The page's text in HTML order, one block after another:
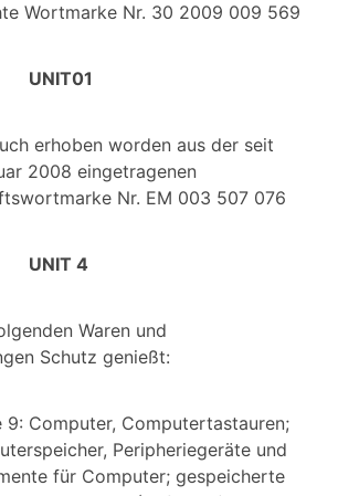
Wortmarke Nr. 30 2009 009 569
UNIT01
erhoben worden aus der seit
2008 eingetragenen
Nr. EM 003 507 076
UNIT 4
Waren und
Schutz genießt:
9: Computer, Computertastauren;
Peripheriegeräte und
für Computer; gespeicherte